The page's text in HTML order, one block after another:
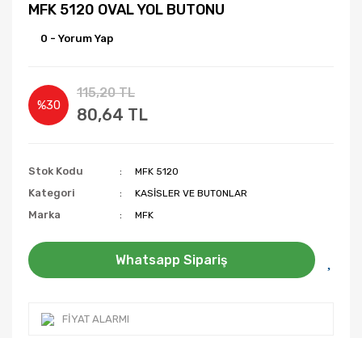
MFK 5120 OVAL YOL BUTONU
0 - Yorum Yap
%30
115,20 TL
80,64 TL
Stok Kodu MFK 5120
Kategori KASİSLER VE BUTONLAR
Marka MFK
Whatsapp Sipariş
FIYAT ALARMI